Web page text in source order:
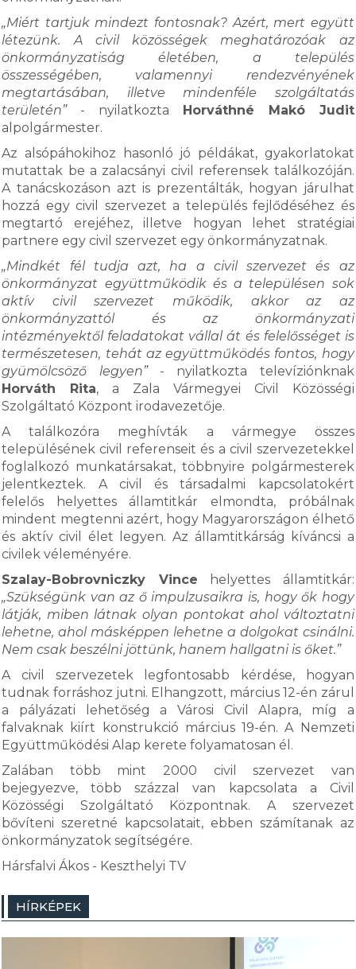
„Miért tartjuk mindezt fontosnak? Azért, mert együtt
létezünk. A civil közösségek meghatározóak az
önkormányzatiság életében, a település
összességében, valamennyi rendezvényének
megtartásában, illetve mindenféle szolgáltatás
területén” - nyilatkozta Horváthné Makó Judit
alpolgármester.
Az alsópáhokihoz hasonló jó példákat, gyakorlatokat
mutattak be a zalacsányi civil referensek találkozóján.
A tanácskozáson azt is prezentálták, hogyan járulhat
hozzá egy civil szervezet a település fejlődéséhez és
megtartó erejéhez, illetve hogyan lehet stratégiai
partnere egy civil szervezet egy önkormányzatnak.
„Mindkét fél tudja azt, ha a civil szervezet és az
önkormányzat együttműködik és a településen sok
aktív civil szervezet működik, akkor az az
önkormányzattól és az önkormányzati
intézményektől feladatokat vállal át és felelősséget is
természetesen, tehát az együttműködés fontos, hogy
gyümölcsöző legyen” - nyilatkozta televíziónknak
Horváth Rita, a Zala Vármegyei Civil Közösségi
Szolgáltató Központ irodavezetője.
A találkozóra meghívták a vármegye összes
településének civil referenseit és a civil szervezetekkel
foglalkozó munkatársakat, többnyire polgármesterek
jelentkeztek. A civil és társadalmi kapcsolatokért
felelős helyettes államtitkár elmondta, próbálnak
mindent megtenni azért, hogy Magyarországon élhető
és aktív civil élet legyen. Az államtitkárság kíváncsi a
civilek véleményére.
Szalay-Bobrovniczky Vince helyettes államtitkár:
„Szükségünk van az ő impulzusaikra is, hogy ők hogy
látják, miben látnak olyan pontokat ahol változtatni
lehetne, ahol másképpen lehetne a dolgokat csinálni.
Nem csak beszélni jöttünk, hanem hallgatni is őket.”
A civil szervezetek legfontosabb kérdése, hogyan
tudnak forráshoz jutni. Elhangzott, március 12-én zárul
a pályázati lehetőség a Városi Civil Alapra, míg a
falvaknak kiírt konstrukció március 19-én. A Nemzeti
Együttműködési Alap kerete folyamatosan él.
Zalában több mint 2000 civil szervezet van
bejegyezve, több százzal van kapcsolata a Civil
Közösségi Szolgáltató Központnak. A szervezet
bővíteni szeretné kapcsolatait, ebben számítanak az
önkormányzatok segítségére.
Hársfalvi Ákos - Keszthelyi TV
HÍRKÉPEK